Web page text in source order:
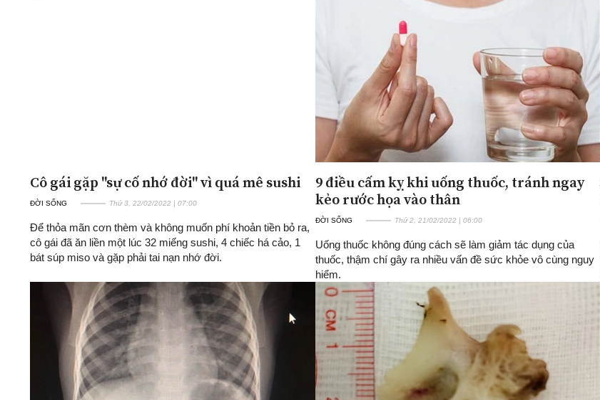
Cô gái gặp "sự cố nhớ đời" vì quá mê sushi
ĐỜI SỐNG Thứ 3, 22/02/2022 | 07:00
Để thỏa mãn cơn thèm và không muốn phí khoản tiền bỏ ra,
cô gái đã ăn liền một lúc 32 miếng sushi, 4 chiếc há cảo, 1
bát súp miso và gặp phải tai nạn nhớ đời.
9 điều cấm kỵ khi uống thuốc, tránh ngay
kẻo rước họa vào thân
ĐỜI SỐNG Thứ 2, 21/02/2022 | 06:00
Uống thuốc không đúng cách sẽ làm giảm tác dụng của
thuốc, thậm chí gây ra nhiều vấn đề sức khỏe vô cùng nguy
hiểm.